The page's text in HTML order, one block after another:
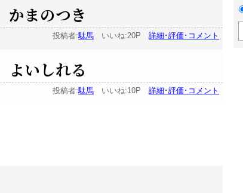
まのつき
投稿者:駄馬 いいね:20P 詳細･評価･コメント
いしれる
投稿者:駄馬 いいね:10P 詳細･評価･コメント